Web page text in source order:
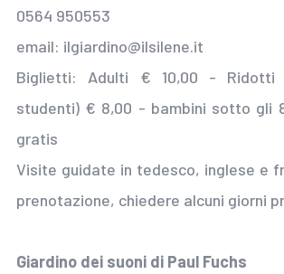
0564 950553
email: ilgiardino@ilsilene.it
Biglietti: Adulti € 10,00 - Ridotti
studenti) € 8,00 - bambini sotto gli
gratis
Visite guidate in tedesco, inglese e
prenotazione, chiedere alcuni giorni
Giardino dei suoni di Paul Fuchs